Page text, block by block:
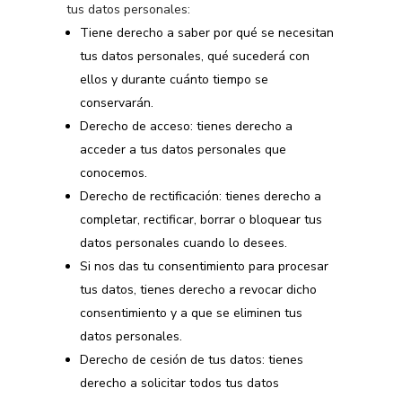
tus datos personales:
Tiene derecho a saber por qué se necesitan
tus datos personales, qué sucederá con
ellos y durante cuánto tiempo se
conservarán.
Derecho de acceso: tienes derecho a
acceder a tus datos personales que
conocemos.
Derecho de rectificación: tienes derecho a
completar, rectificar, borrar o bloquear tus
datos personales cuando lo desees.
Si nos das tu consentimiento para procesar
tus datos, tienes derecho a revocar dicho
consentimiento y a que se eliminen tus
datos personales.
Derecho de cesión de tus datos: tienes
derecho a solicitar todos tus datos